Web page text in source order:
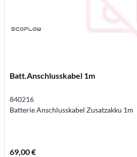
Batt.Anschlusskabel 1m
840216
Batterie Anschlusskabel Zusatzakku 1m
69,00 €